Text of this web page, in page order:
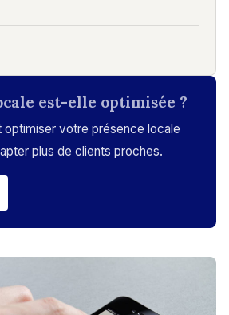
est-elle optimisée ?
optimiser votre présence locale
plus de clients proches.